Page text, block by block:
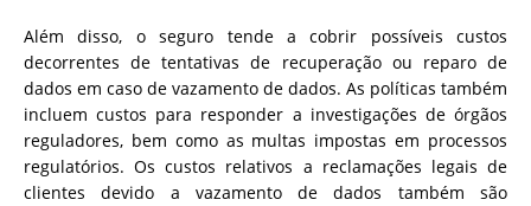
Além disso, o seguro tende a cobrir possíveis custos
decorrentes de tentativas de recuperação ou reparo de
dados em caso de vazamento de dados. As políticas também
incluem custos para responder a investigações de órgãos
reguladores, bem como as multas impostas em processos
regulatórios. Os custos relativos a reclamações legais de
clientes devido a vazamento de dados também são